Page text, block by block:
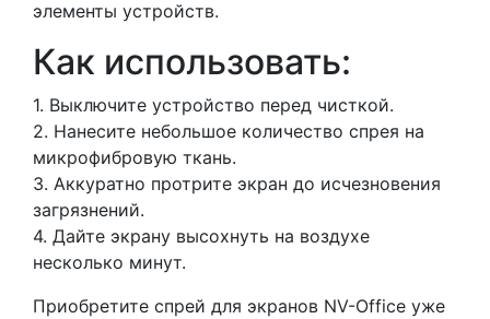
элементы устройств.
Как использовать:
1. Выключите устройство перед чисткой.
2. Нанесите небольшое количество спрея на
микрофибровую ткань.
3. Аккуратно протрите экран до исчезновения
загрязнений.
4. Дайте экрану высохнуть на воздухе
несколько минут.
Приобретите спрей для экранов NV-Office уже